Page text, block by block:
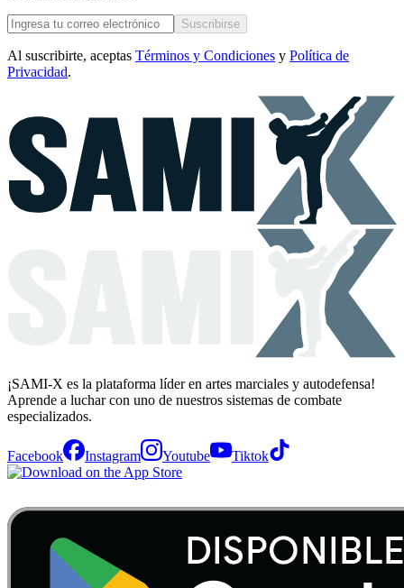
Suscribirse
Al suscribirte, aceptas Términos y Condiciones y Política de
Privacidad.
¡SAMI-X es la plataforma líder en artes marciales y autodefensa!
Aprende a luchar con uno de nuestros sistemas de combate
especializados.
Facebook Instagram Youtube Tiktok